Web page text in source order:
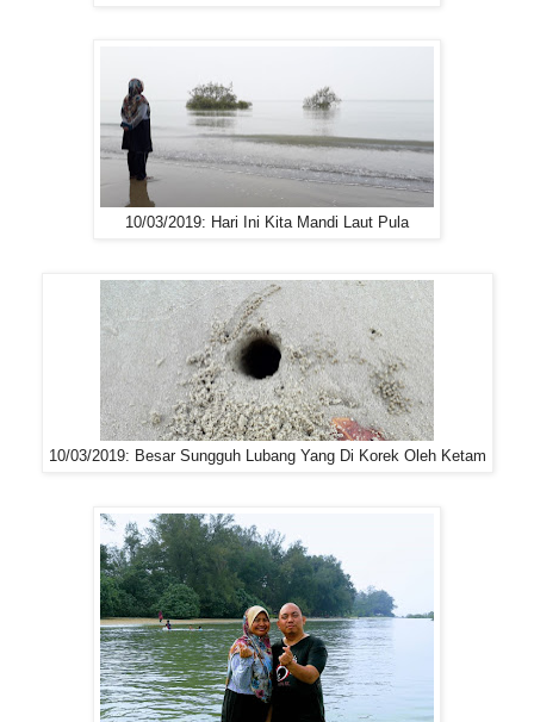
10/03/2019: Hari Ini Kita Mandi Laut Pula
10/03/2019: Besar Sungguh Lubang Yang Di Korek Oleh Ketam